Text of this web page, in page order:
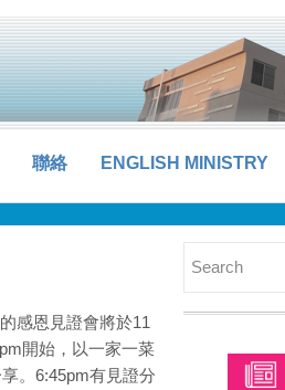
聯絡 ENGLISH MINISTRY
感恩見證會將於11
開始，以一家一菜
。6:45pm有見證分